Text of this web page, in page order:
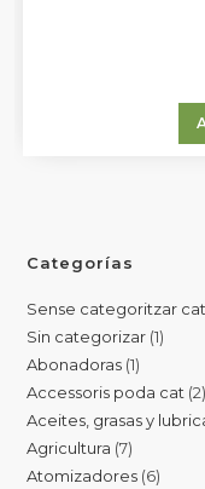
Categorías
Sense categoritzar cat
Sin categorizar 1
Abonadoras 1
Accessoris poda cat 2
Aceites, grasas y
Agricultura 7
Atomizadores 6